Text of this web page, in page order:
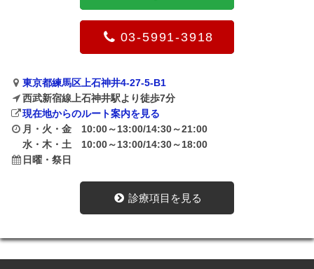
03-5991-3918
東京都練馬区上石神井4-27-5-B1
西武新宿線上石神井駅より徒歩7分
現在地からのルート案内を見る
月・火・金 10:00～13:00/14:30～21:00
水・木・土 10:00～13:00/14:30～18:00
日曜・祭日
診療項目を見る